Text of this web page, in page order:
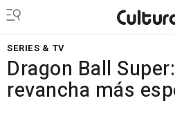
SERIES & TV
Dragon Ball
revancha más